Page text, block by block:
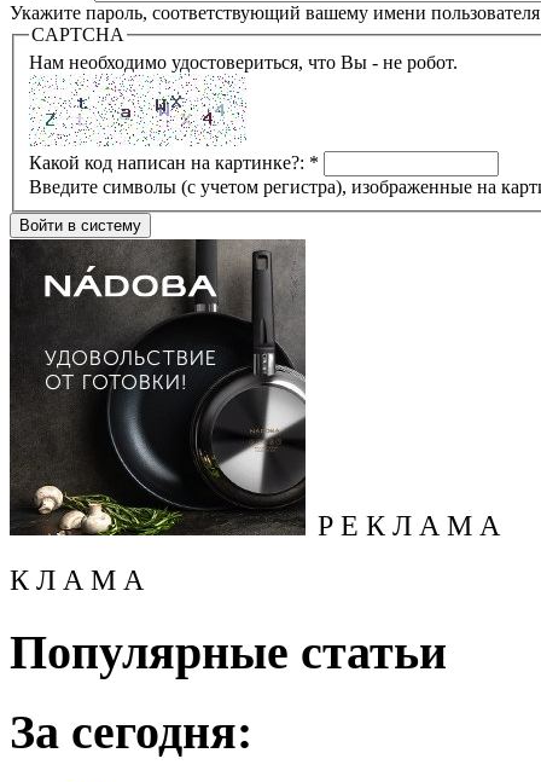
Укажите пароль, соответствующий вашему имени
CAPTCHA
Нам необходимо удостовериться, что Вы - не робот.
Какой код написан на картинке?: *
Введите символы (с учетом регистра), изображенные на
Р Е К Л А М А
К Л А М А
Популярные статьи
За сегодня: